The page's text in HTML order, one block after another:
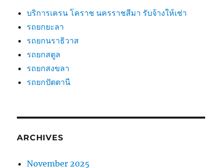
บริการเครน โคราช นครราชสีมา รับจ้างให้เช่า
รถยกยะลา
รถยกนราธิวาส
รถยกสตูล
รถยกสงขลา
รถยกปัตตานี
ARCHIVES
November 2025